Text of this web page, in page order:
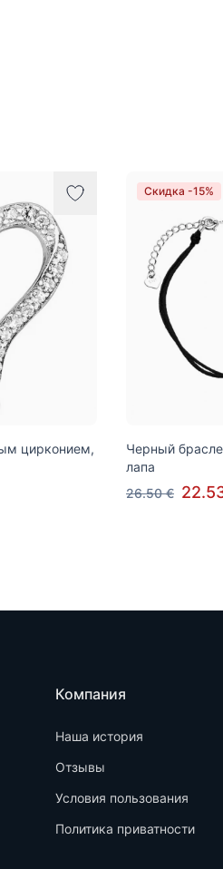
цирконием,
Скидка -15%
Черный
лапа
26.50 €
Компания
Наша история
Отзывы
Условия пользования
Политика приватности